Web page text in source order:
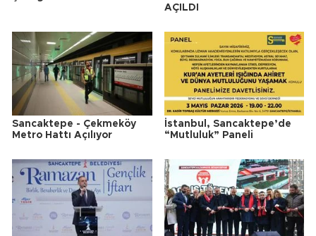
AÇILDI
Sancaktepe - Çekmeköy
Metro Hattı Açılıyor
İstanbul, Sancaktepe’de
“Mutluluk” Paneli